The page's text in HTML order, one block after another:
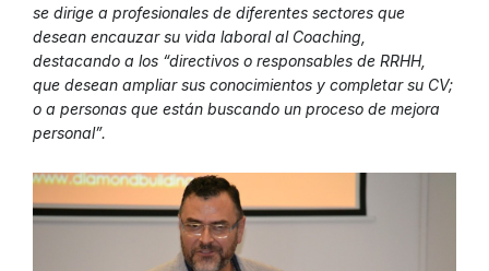
se dirige a profesionales de diferentes sectores que
desean encauzar su vida laboral al Coaching,
destacando a los “directivos o responsables de RRHH,
que desean ampliar sus conocimientos y completar su CV;
o a personas que están buscando un proceso de mejora
personal”.